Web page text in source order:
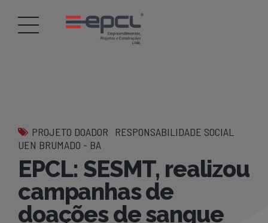
PROJETO DOADOR
RESPONSABILIDADE SOCIAL
UEN BRUMADO - BA
EPCL: SESMT, realizou
campanhas de
doações de sangue